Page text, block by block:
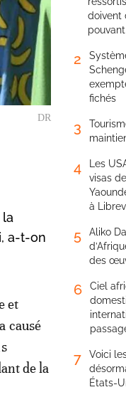
DR
a-t-on
et
causé
de la
doivent
2
fichés
3
4
Les
visas
à
5
Aliko
des
6
Ciel
7
Voici
États-